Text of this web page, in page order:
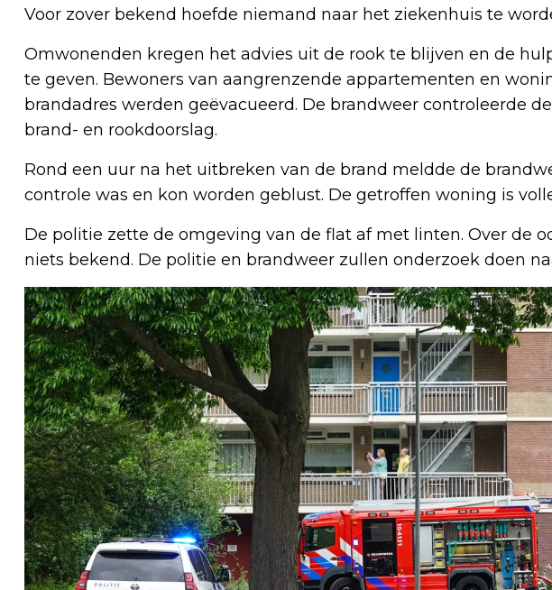
Voor zover bekend hoefde niemand naar het ziekenhuis te
Omwonenden kregen het advies uit de rook te blijven en de
te geven. Bewoners van aangrenzende appartementen en
brandadres werden geëvacueerd. De brandweer controleerde
brand- en rookdoorslag.
Rond een uur na het uitbreken van de brand meldde de
controle was en kon worden geblust. De getroffen woning is
De politie zette de omgeving van de flat af met linten. Over de
niets bekend. De politie en brandweer zullen onderzoek doen